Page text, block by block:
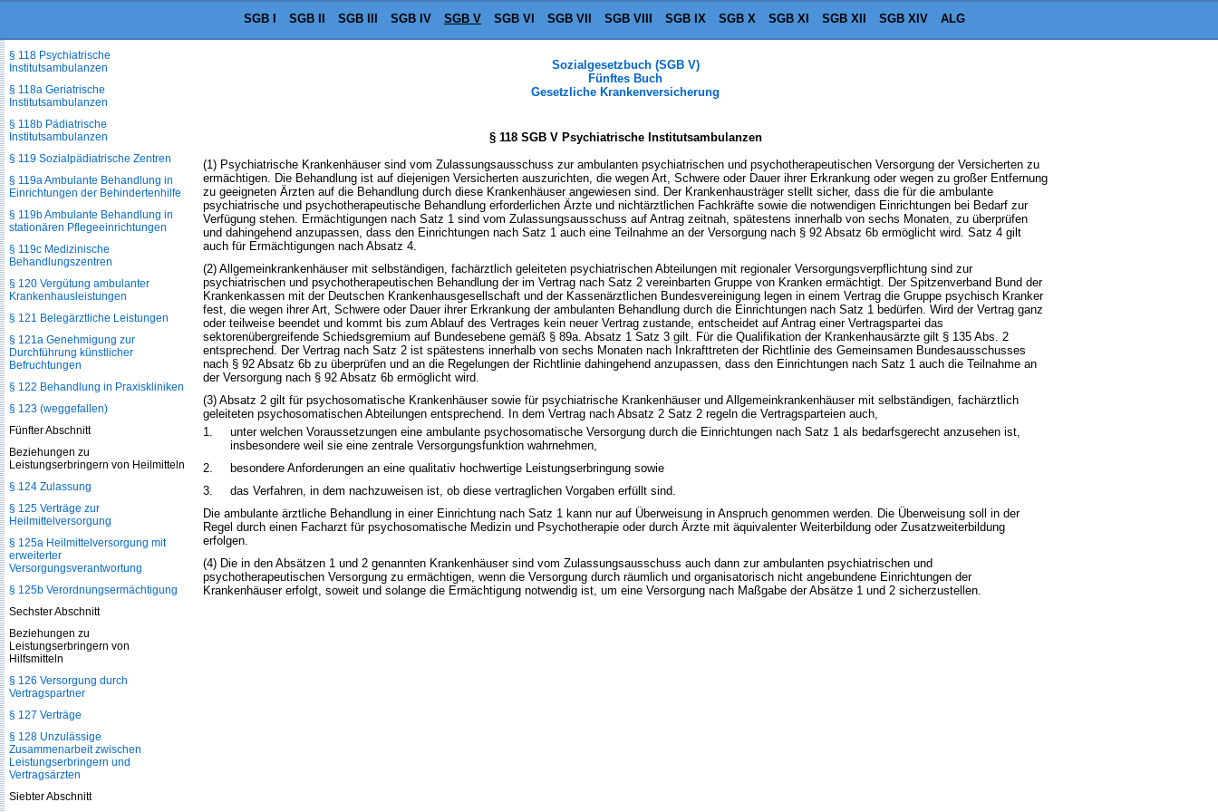
SGB I SGB II SGB III SGB IV SGB V SGB VI SGB VII SGB VIII SGB IX SGB X SGB XI SGB XII SGB XIV ALG
Sozialgesetzbuch (SGB V)
Fünftes Buch
Gesetzliche Krankenversicherung
§ 118 SGB V Psychiatrische Institutsambulanzen
(1) Psychiatrische Krankenhäuser sind vom Zulassungsausschuss zur ambulanten psychiatrischen und psychotherapeutischen Versorgung der Versicherten zu
ermächtigen. Die Behandlung ist auf diejenigen Versicherten auszurichten, die wegen Art, Schwere oder Dauer ihrer Erkrankung oder wegen zu großer Entfernung
zu geeigneten Ärzten auf die Behandlung durch diese Krankenhäuser angewiesen sind. Der Krankenhausträger stellt sicher, dass die für die ambulante
psychiatrische und psychotherapeutische Behandlung erforderlichen Ärzte und nichtärztlichen Fachkräfte sowie die notwendigen Einrichtungen bei Bedarf zur
Verfügung stehen. Ermächtigungen nach Satz 1 sind vom Zulassungsausschuss auf Antrag zeitnah, spätestens innerhalb von sechs Monaten, zu überprüfen
und dahingehend anzupassen, dass den Einrichtungen nach Satz 1 auch eine Teilnahme an der Versorgung nach § 92 Absatz 6b ermöglicht wird. Satz 4 gilt
auch für Ermächtigungen nach Absatz 4.
(2) Allgemeinkrankenhäuser mit selbständigen, fachärztlich geleiteten psychiatrischen Abteilungen mit regionaler Versorgungsverpflichtung sind zur
psychiatrischen und psychotherapeutischen Behandlung der im Vertrag nach Satz 2 vereinbarten Gruppe von Kranken ermächtigt. Der Spitzenverband Bund der
Krankenkassen mit der Deutschen Krankenhausgesellschaft und der Kassenärztlichen Bundesvereinigung legen in einem Vertrag die Gruppe psychisch Kranker
fest, die wegen ihrer Art, Schwere oder Dauer ihrer Erkrankung der ambulanten Behandlung durch die Einrichtungen nach Satz 1 bedürfen. Wird der Vertrag ganz
oder teilweise beendet und kommt bis zum Ablauf des Vertrages kein neuer Vertrag zustande, entscheidet auf Antrag einer Vertragspartei das
sektorenübergreifende Schiedsgremium auf Bundesebene gemäß § 89a. Absatz 1 Satz 3 gilt. Für die Qualifikation der Krankenhausärzte gilt § 135 Abs. 2
entsprechend. Der Vertrag nach Satz 2 ist spätestens innerhalb von sechs Monaten nach Inkrafttreten der Richtlinie des Gemeinsamen Bundesausschusses
nach § 92 Absatz 6b zu überprüfen und an die Regelungen der Richtlinie dahingehend anzupassen, dass den Einrichtungen nach Satz 1 auch die Teilnahme an
der Versorgung nach § 92 Absatz 6b ermöglicht wird.
(3) Absatz 2 gilt für psychosomatische Krankenhäuser sowie für psychiatrische Krankenhäuser und Allgemeinkrankenhäuser mit selbständigen, fachärztlich
geleiteten psychosomatischen Abteilungen entsprechend. In dem Vertrag nach Absatz 2 Satz 2 regeln die Vertragsparteien auch,
1.
unter welchen Voraussetzungen eine ambulante psychosomatische Versorgung durch die Einrichtungen nach Satz 1 als bedarfsgerecht anzusehen ist,
insbesondere weil sie eine zentrale Versorgungsfunktion wahrnehmen,
2.
besondere Anforderungen an eine qualitativ hochwertige Leistungserbringung sowie
3.
das Verfahren, in dem nachzuweisen ist, ob diese vertraglichen Vorgaben erfüllt sind.
Die ambulante ärztliche Behandlung in einer Einrichtung nach Satz 1 kann nur auf Überweisung in Anspruch genommen werden. Die Überweisung soll in der
Regel durch einen Facharzt für psychosomatische Medizin und Psychotherapie oder durch Ärzte mit äquivalenter Weiterbildung oder Zusatzweiterbildung
erfolgen.
(4) Die in den Absätzen 1 und 2 genannten Krankenhäuser sind vom Zulassungsausschuss auch dann zur ambulanten psychiatrischen und
psychotherapeutischen Versorgung zu ermächtigen, wenn die Versorgung durch räumlich und organisatorisch nicht angebundene Einrichtungen der
Krankenhäuser erfolgt, soweit und solange die Ermächtigung notwendig ist, um eine Versorgung nach Maßgabe der Absätze 1 und 2 sicherzustellen.
§ 118 Psychiatrische
Institutsambulanzen
§ 118a Geriatrische
Institutsambulanzen
§ 118b Pädiatrische
Institutsambulanzen
§ 119 Sozialpädiatrische Zentren
§ 119a Ambulante Behandlung in
Einrichtungen der Behindertenhilfe
§ 119b Ambulante Behandlung in
stationären Pflegeeinrichtungen
§ 119c Medizinische
Behandlungszentren
§ 120 Vergütung ambulanter
Krankenhausleistungen
§ 121 Belegärztliche Leistungen
§ 121a Genehmigung zur
Durchführung künstlicher
Befruchtungen
§ 122 Behandlung in Praxiskliniken
§ 123 (weggefallen)
Fünfter Abschnitt
Beziehungen zu
Leistungserbringern von Heilmitteln
§ 124 Zulassung
§ 125 Verträge zur
Heilmittelversorgung
§ 125a Heilmittelversorgung mit
erweiterter
Versorgungsverantwortung
§ 125b Verordnungsermächtigung
Sechster Abschnitt
Beziehungen zu
Leistungserbringern von
Hilfsmitteln
§ 126 Versorgung durch
Vertragspartner
§ 127 Verträge
§ 128 Unzulässige
Zusammenarbeit zwischen
Leistungserbringern und
Vertragsärzten
Siebter Abschnitt